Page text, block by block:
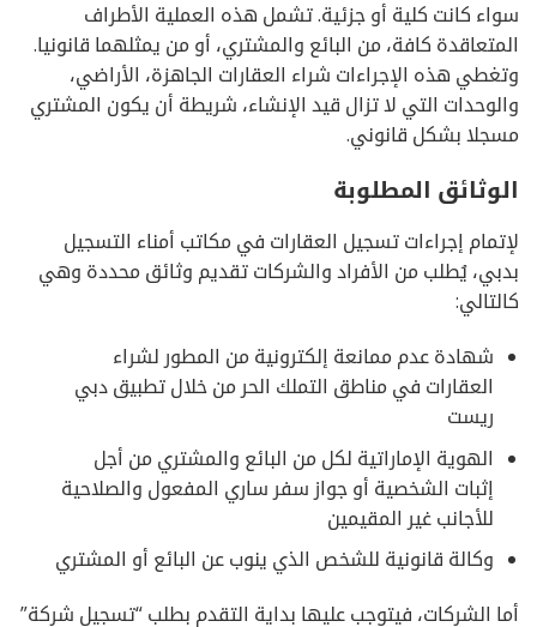
سواء كانت كلية أو جزئية. تشمل هذه العملية الأطراف
المتعاقدة كافة، من البائع والمشتري، أو من يمثلهما قانونيا.
وتغطي هذه الإجراءات شراء العقارات الجاهزة، الأراضي،
والوحدات التي لا تزال قيد الإنشاء، شريطة أن يكون المشتري
مسجلا بشكل قانوني.
الوثائق المطلوبة
لإتمام إجراءات تسجيل العقارات في مكاتب أمناء التسجيل
بدبي، يُطلب من الأفراد والشركات تقديم وثائق محددة وهي
كالتالي:
شهادة عدم ممانعة إلكترونية من المطور لشراء
العقارات في مناطق التملك الحر من خلال تطبيق دبي
ريست
الهوية الإماراتية لكل من البائع والمشتري من أجل
إثبات الشخصية أو جواز سفر ساري المفعول والصلاحية
للأجانب غير المقيمين
وكالة قانونية للشخص الذي ينوب عن البائع أو المشتري
أما الشركات، فيتوجب عليها بداية التقدم بطلب “تسجيل شركة”